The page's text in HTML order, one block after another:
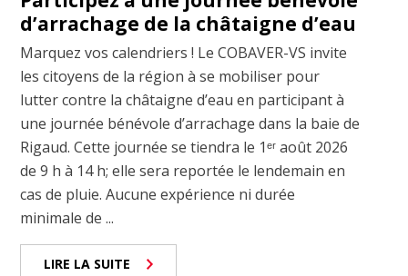
d’arrachage de la châtaigne d’eau
Marquez vos calendriers ! Le COBAVER-VS invite
les citoyens de la région à se mobiliser pour
lutter contre la châtaigne d’eau en participant à
une journée bénévole d’arrachage dans la baie de
Rigaud. Cette journée se tiendra le 1ᵉʳ août 2026
de 9 h à 14 h; elle sera reportée le lendemain en
cas de pluie. Aucune expérience ni durée
minimale de ...
LIRE LA SUITE